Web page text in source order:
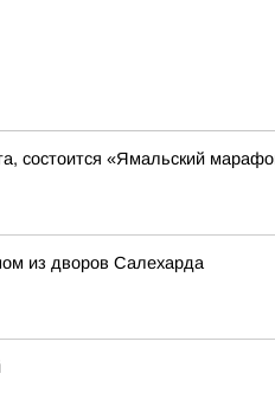
состоится «Ямальский
из дворов Салехарда